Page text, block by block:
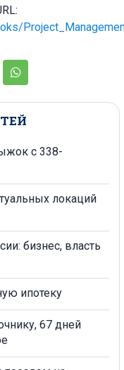
с 338-
локаций
бизнес, власть
ипотеку
67 дней